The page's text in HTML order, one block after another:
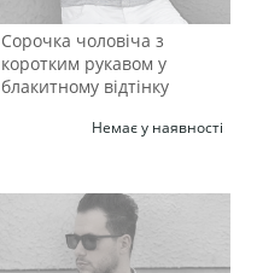
Сорочка чоловіча з
коротким рукавом у
блакитному відтінку
Немає у наявності